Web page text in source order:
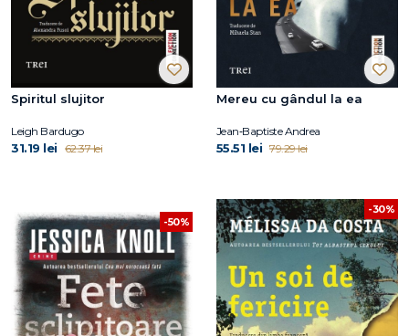
Spiritul slujitor
Leigh Bardugo
31.19 lei 62.37 lei
Mereu cu gândul la ea
Jean‑Baptiste Andrea
55.51 lei 79.29 lei
-50%
-30%